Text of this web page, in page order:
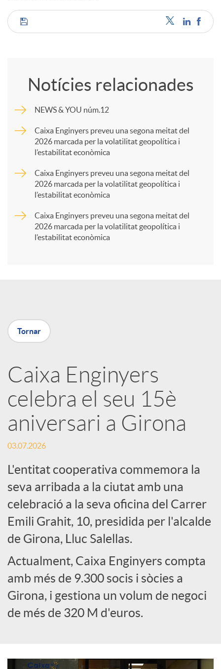
C
m
p
a
a
r
x
e
s
S
o
c
Notícies relacionades
NEWS & YOU núm.12
Caixa Enginyers preveu una segona meitat del
2026 marcada per la volatilitat geopolítica i
l’estabilitat econòmica
Caixa Enginyers preveu una segona meitat del
2026 marcada per la volatilitat geopolítica i
l’estabilitat econòmica
Caixa Enginyers preveu una segona meitat del
2026 marcada per la volatilitat geopolítica i
l’estabilitat econòmica
Tornar
Caixa Enginyers
celebra el seu 15è
aniversari a Girona
03.07.2026
L'entitat cooperativa commemora la
seva arribada a la ciutat amb una
celebració a la seva oficina del Carrer
Emili Grahit, 10, presidida per l'alcalde
de Girona, Lluc Salellas.
Actualment, Caixa Enginyers compta
amb més de 9.300 socis i sòcies a
Girona, i gestiona un volum de negoci
de més de 320 M d'euros.